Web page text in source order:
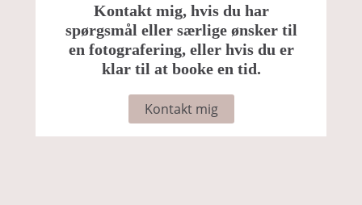
Kontakt mig, hvis du har
spørgsmål eller særlige ønsker til
en fotografering, eller hvis du er
klar til at booke en tid.
Kontakt mig